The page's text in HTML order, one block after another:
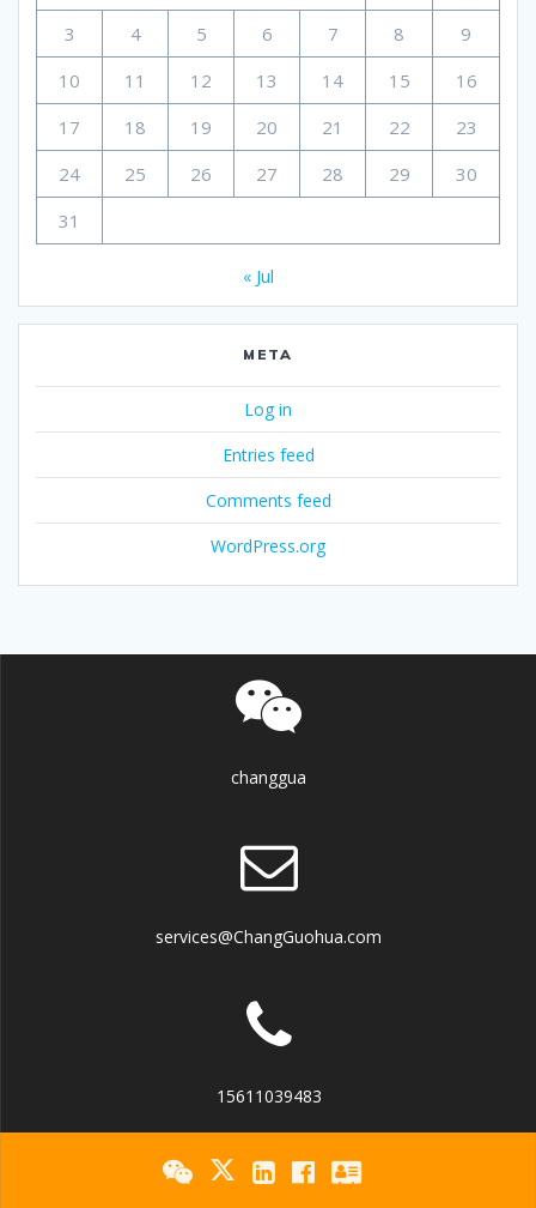
3
4 5 6 7 8
9
10
11 12 13 14 15
16
17
18 19 20 21 22
23
24
25 26 27 28 29
30
31
« Jul
META
Log in
Entries feed
Comments feed
WordPress.org
changgua
services@ChangGuohua.com
15611039483